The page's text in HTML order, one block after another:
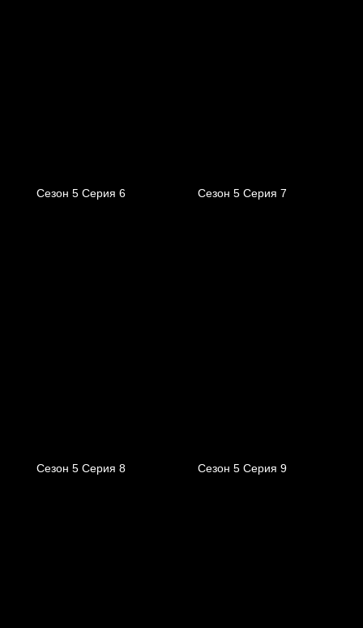
Сезон 5 Серия 6 Сезон 5 Серия 7
Сезон 5 Серия 8 Сезон 5 Серия 9